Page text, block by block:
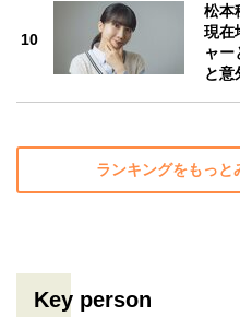
10
松本
現在
ャー
と
ランキングをもっと
Key person